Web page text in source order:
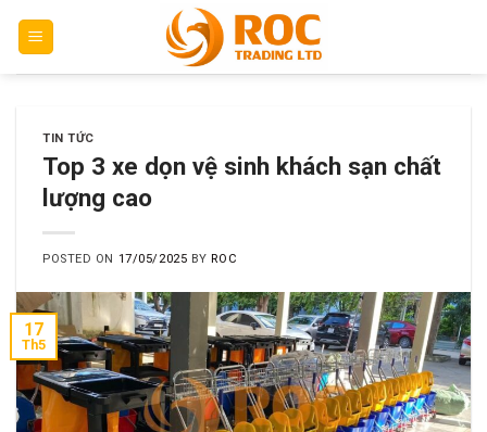
TIN TỨC
Top 3 xe dọn vệ sinh khách sạn chất
lượng cao
POSTED ON 17/05/2025 BYROC
17
Th5